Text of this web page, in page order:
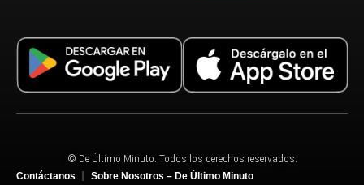
© De Último Minuto. Todos los derechos reservados.
Contáctanos
Sobre Nosotros – De Último Minuto